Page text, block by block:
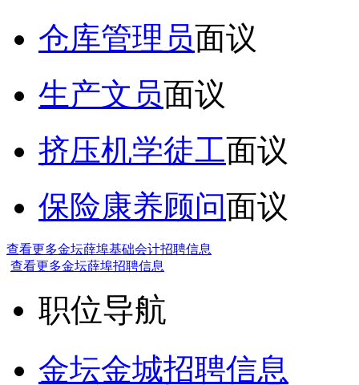
仓库管理员面议
生产文员面议
挤压机学徒工面议
保险康养顾问面议
查看更多金坛薛埠基础会计招聘信息
查看更多金坛薛埠招聘信息
职位导航
金坛金城招聘信息